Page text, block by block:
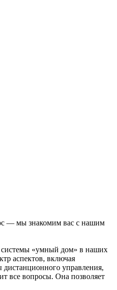
— мы знакомим вас с нашим
системы «умный дом» в наших
аспектов, включая
управления,
все вопросы. Она позволяет